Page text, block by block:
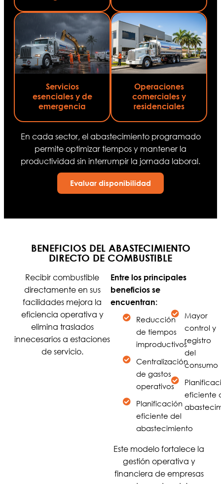
Servicios
esenciales y de
emergencia
Operaciones
comerciales y
residenciales
En cada sector, el abastecimiento programado
permite optimizar tiempos y mantener la
productividad sin interrumpir la jornada laboral.
Evaluar disponibilidad
BENEFICIOS DEL ABASTECIMIENTO
DIRECTO DE COMBUSTIBLE
Recibir combustible
directamente en sus
facilidades mejora la
eficiencia operativa y
elimina traslados
innecesarios a estaciones
de servicio.
Entre los principales
beneficios se
encuentran:
Reducción
de tiempos
improductivos
Centralización
de gastos
operativos
Planificación
eficiente del
abastecimiento
Mayor
control y
registro
del
consumo
eficiente
Este modelo fortalece la
gestión operativa y
financiera de empresas